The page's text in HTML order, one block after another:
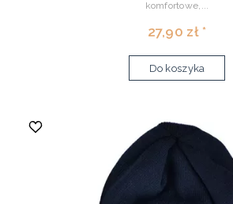
komfortowe,...
27,90 zł *
Do koszyka